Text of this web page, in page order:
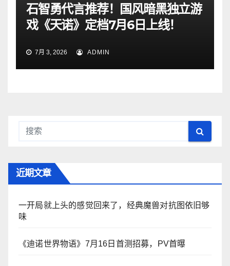
石智勇代言推荐！国风暗黑独立游
戏《天诺》定档7月6日上线！
7月 3, 2026 ADMIN
近期文章
一开局就上头的感觉回来了，经典魔兽对抗图依旧够
味
《迪诺世界物语》7月16日首测招募，PV首曝